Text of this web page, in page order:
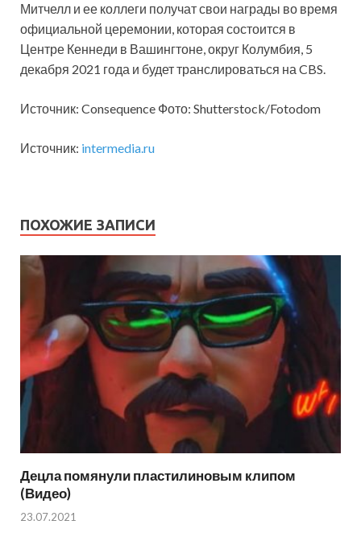
Митчелл и ее коллеги получат свои награды во время
официальной церемонии, которая состоится в
Центре Кеннеди в Вашингтоне, округ Колумбия, 5
декабря 2021 года и будет транслироваться на CBS.
Источник: Consequence Фото: Shutterstock/Fotodom
Источник: intermedia.ru
ПОХОЖИЕ ЗАПИСИ
Децла помянули пластилиновым клипом
(Видео)
23.07.2021